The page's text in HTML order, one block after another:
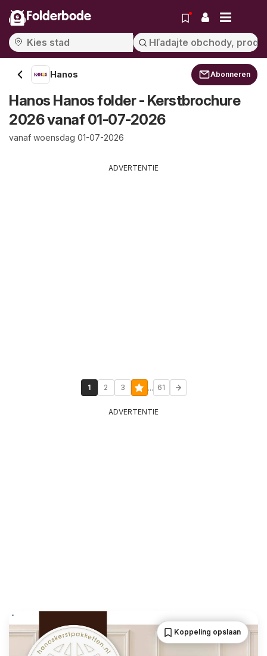
Folderbode
Hanos Abonneren
Hanos Hanos folder - Kerstbrochure
2026 vanaf 01-07-2026
vanaf woensdag 01-07-2026
ADVERTENTIE
1 2 3 ... 61
ADVERTENTIE
Koppeling opslaan